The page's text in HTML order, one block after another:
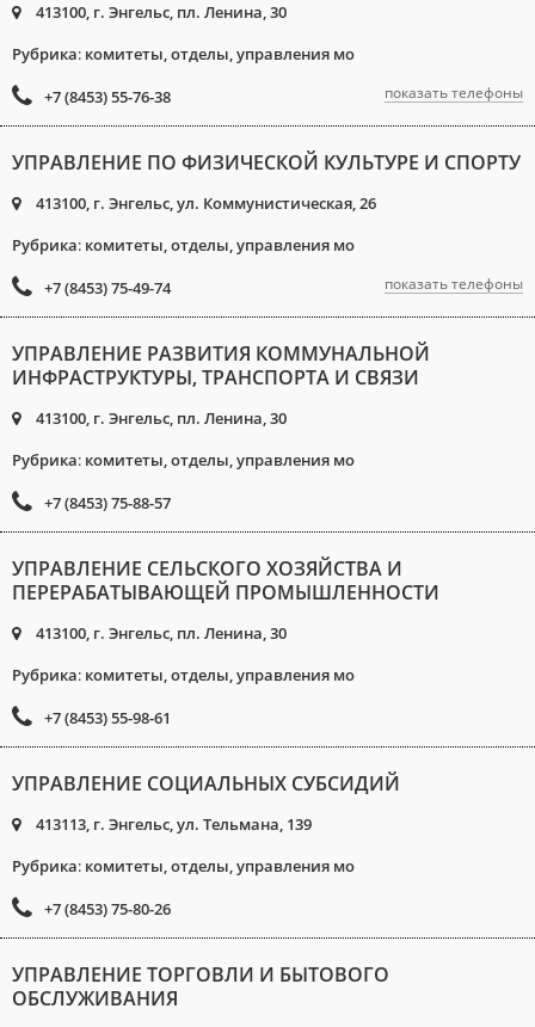
413100, г. Энгельс, пл. Ленина, 30
Рубрика: комитеты, отделы, управления мо
+7 (8453) 55-76-38
показать телефоны
УПРАВЛЕНИЕ ПО ФИЗИЧЕСКОЙ КУЛЬТУРЕ И СПОРТУ
413100, г. Энгельс, ул. Коммунистическая, 26
Рубрика: комитеты, отделы, управления мо
+7 (8453) 75-49-74
показать телефоны
УПРАВЛЕНИЕ РАЗВИТИЯ КОММУНАЛЬНОЙ
ИНФРАСТРУКТУРЫ, ТРАНСПОРТА И СВЯЗИ
413100, г. Энгельс, пл. Ленина, 30
Рубрика: комитеты, отделы, управления мо
+7 (8453) 75-88-57
УПРАВЛЕНИЕ СЕЛЬСКОГО ХОЗЯЙСТВА И
ПЕРЕРАБАТЫВАЮЩЕЙ ПРОМЫШЛЕННОСТИ
413100, г. Энгельс, пл. Ленина, 30
Рубрика: комитеты, отделы, управления мо
+7 (8453) 55-98-61
УПРАВЛЕНИЕ СОЦИАЛЬНЫХ СУБСИДИЙ
413113, г. Энгельс, ул. Тельмана, 139
Рубрика: комитеты, отделы, управления мо
+7 (8453) 75-80-26
УПРАВЛЕНИЕ ТОРГОВЛИ И БЫТОВОГО
ОБСЛУЖИВАНИЯ